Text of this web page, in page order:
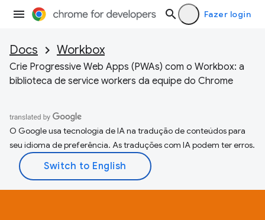
Fazer login
Docs Workbox
Crie Progressive Web Apps (PWAs) com o Workbox: a
biblioteca de service workers da equipe do Chrome
O Google usa tecnologia de IA na tradução de conteúdos para
seu idioma de preferência. As traduções com IA podem ter erros.